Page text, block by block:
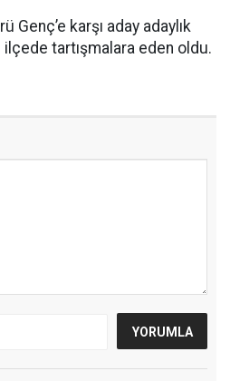
Genç’e karşı aday adaylık
tartışmalara eden oldu.